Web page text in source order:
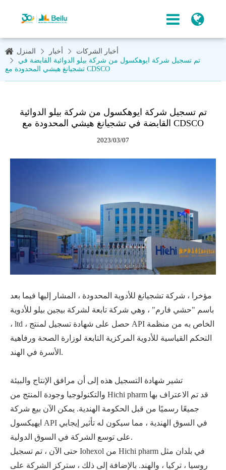
المنزل أخبار
أخبار الشركات
تم تسجيل شركة ايوهكسول من شركة بيلو الدوائية القابضة في
تشجيانغ هيشي المحدودة مع CDSCO
تم تسجيل شركة ايوهكسول من شركة بيلو الدوائية
القابضة في تشجيانغ هيشي المحدودة مع CDSCO
2023/03/07
مؤخرا ، شركة تشجيانغ للأدوية المحدودة ، المشار إليها فيما بعد
باسم "حشي فارم" ، وهي شركة تابعة لشركة بيجين بيلو للأدوية
، ltd ، حصل على شهادة تسجيل لمنتج API الخاص به من منظمة
التحكم القياسية للأدوية المركزية التابعة لوزارة الصحة ورفاهية
الأسرة في الهند.
تشير شهادة التسجيل هذه إلى أن مرافق الإنتاج والبيئة
والتكنولوجيا وجودة المنتج من Hichi pharm قد تم الاعتراف بها
جميعًا رسميًا من قبل الحكومة الهندية. يمكن الآن بيع شركة
ايهيكسول API في السوق الهندية ، مما سيكون له تأثير إيجابي
على توسع الشركة في السوق الدولية.
حتى الآن ، تم تسجيل Iohexol من Hichi pharm في بلدان مثل
روسيا ، تركيا ، والهند. بالإضافة إلى ذلك ، ستركز الشركة على